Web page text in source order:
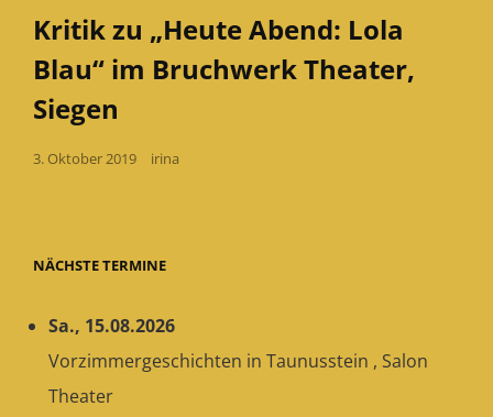
Links
Kritik zu „Heute Abend: Lola
Blau“ im Bruchwerk Theater,
Siegen
Posted
3. Oktober 2019 irina
NÄCHSTE TERMINE
Sa., 15.08.2026
Vorzimmergeschichten in Taunusstein , Salon
Theater